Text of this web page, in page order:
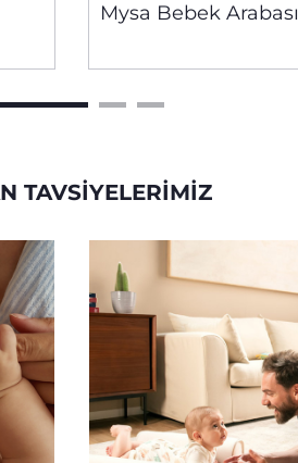
Mysa Bebek Arabası
TAVSIYELERIMIZ